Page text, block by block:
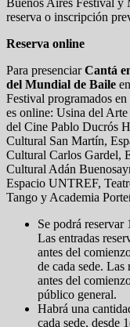
reserva o inscripción
Reserva online
Para presenciarCantá
del Mundial de Baile
Festival programados en
es online: Usina del
del Cine Pablo Ducrós
Cultural San Martín,
Cultural Carlos Gardel,
Cultural Adán
Espacio UNTREF,
Tango y Academia
Se podrá reservar
Las entradas
antes del
de cada sede.
antes del
público general.
Habrá una
cada sede, desde